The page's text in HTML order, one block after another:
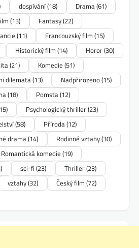
dospívání(18) Drama(61)
(13) Fantasy(22)
(11) Francouzský film (15)
Historický film (14) Horor(30)
(21) Komedie (51)
dilemata(13) Nadpřirozeno(15)
(18) Pomsta(12)
Psychologický thriller(23)
(58) Příroda(12)
drama(14) Rodinné vztahy(30)
Romantická komedie (19)
sci-fi (23) Thriller(23)
vztahy(32) Český film (72)